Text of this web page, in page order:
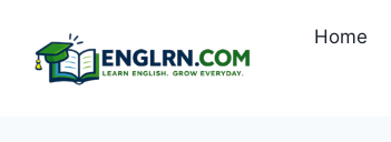
content
Home